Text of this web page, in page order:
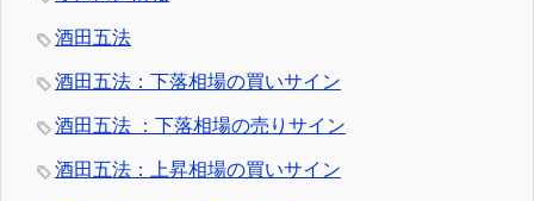
酒田五法
酒田五法：下落相場の買いサイン
酒田五法 ：下落相場の売りサイン
酒田五法：上昇相場の買いサイン